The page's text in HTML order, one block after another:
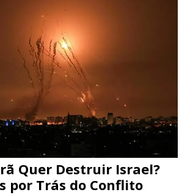
Quer Destruir Israel?
por Trás do Conflito